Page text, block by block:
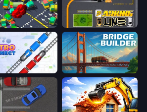
Slightly Annoying Traffic Parking Line
Connect Bridge Builder